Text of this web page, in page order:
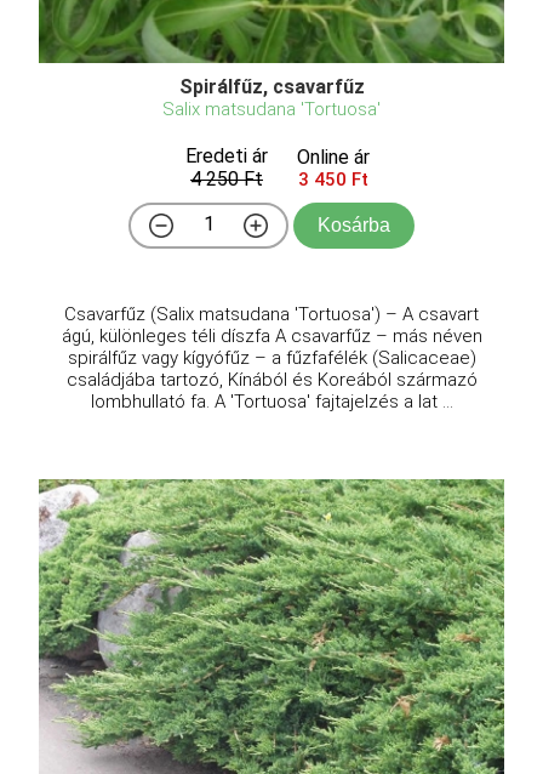
Spirálfűz, csavarfűz
Salix matsudana 'Tortuosa'
Eredeti ár
4 250 Ft
Online ár
3 450 Ft
Kosárba
Csavarfűz (Salix matsudana 'Tortuosa') – A csavart
ágú, különleges téli díszfa A csavarfűz – más néven
spirálfűz vagy kígyófűz – a fűzfafélék (Salicaceae)
családjába tartozó, Kínából és Koreából származó
lombhullató fa. A 'Tortuosa' fajtajelzés a lat ...